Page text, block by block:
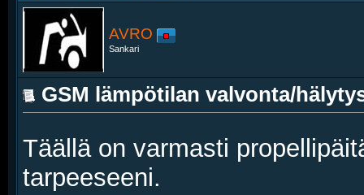
AVRO
Sankari
GSM lämpötilan valvonta/
Täällä on varmasti
tarpeeseeni.